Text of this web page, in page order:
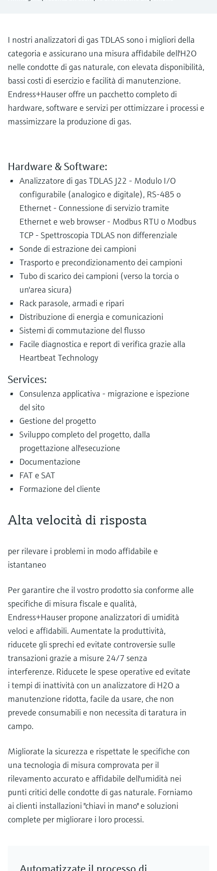
specifiche sul prodotto
Trova i ricambi giusti
Trova i ricambi per codice prodotto, codice
della pressione
Visualizza tutti
microonde
Visualizza tutti
I nostri analizzatori di gas TDLAS sono i migliori della
categoria e assicurano una misura affidabile dell'H2O
nelle condotte di gas naturale, con elevata disponibilità,
bassi costi di esercizio e facilità di manutenzione.
Endress+Hauser offre un pacchetto completo di
hardware, software e servizi per ottimizzare i processi e
massimizzare la produzione di gas.
Hardware & Software:
Analizzatore di gas TDLAS J22 - Modulo I/O
configurabile (analogico e digitale), RS-485 o
Ethernet - Connessione di servizio tramite
Ethernet e web browser - Modbus RTU o Modbus
TCP - Spettroscopia TDLAS non differenziale
Sonde di estrazione dei campioni
Trasporto e precondizionamento dei campioni
Tubo di scarico dei campioni (verso la torcia o
un'area sicura)
Rack parasole, armadi e ripari
Distribuzione di energia e comunicazioni
Sistemi di commutazione del flusso
Facile diagnostica e report di verifica grazie alla
Heartbeat Technology
Services:
Consulenza applicativa - migrazione e ispezione
del sito
Gestione del progetto
Sviluppo completo del progetto, dalla
progettazione all'esecuzione
Documentazione
FAT e SAT
Formazione del cliente
Alta velocità di risposta
per rilevare i problemi in modo affidabile e
istantaneo
Per garantire che il vostro prodotto sia conforme alle
specifiche di misura fiscale e qualità,
Endress+Hauser propone analizzatori di umidità
veloci e affidabili. Aumentate la produttività,
riducete gli sprechi ed evitate controversie sulle
transazioni grazie a misure 24/7 senza
interferenze. Riducete le spese operative ed evitate
i tempi di inattività con un analizzatore di H2O a
manutenzione ridotta, facile da usare, che non
prevede consumabili e non necessita di taratura in
campo.
Migliorate la sicurezza e rispettate le specifiche con
una tecnologia di misura comprovata per il
rilevamento accurato e affidabile dell'umidità nei
punti critici delle condotte di gas naturale. Forniamo
ai clienti installazioni "chiavi in mano" e soluzioni
complete per migliorare i loro processi.